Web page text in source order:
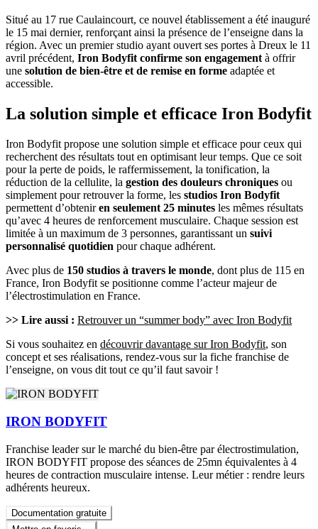
Situé au 17 rue Caulaincourt, ce nouvel établissement a été inauguré
le 15 mai dernier, renforçant ainsi la présence de l’enseigne dans la
région. Avec un premier studio ayant ouvert ses portes à Dreux le 11
avril précédent, Iron Bodyfit confirme son engagement à offrir
une solution de bien-être et de remise en forme adaptée et
accessible.
La solution simple et efficace Iron Bodyfit
Iron Bodyfit propose une solution simple et efficace pour ceux qui
recherchent des résultats tout en optimisant leur temps. Que ce soit
pour la perte de poids, le raffermissement, la tonification, la
réduction de la cellulite, la gestion des douleurs chroniques ou
simplement pour retrouver la forme, les studios Iron Bodyfit
permettent d’obteniren seulement 25 minutes les mêmes résultats
qu’avec 4 heures de renforcement musculaire. Chaque session est
limitée à un maximum de 3 personnes, garantissant un suivi
personnalisé quotidien pour chaque adhérent.
Avec plus de 150 studios à travers le monde, dont plus de 115 en
France, Iron Bodyfit se positionne comme l’acteur majeur de
l’électrostimulation en France.
>> Lire aussi : Retrouver un “summer body” avec Iron Bodyfit
Si vous souhaitez en découvrir davantage sur Iron Bodyfit, son
concept et ses réalisations, rendez-vous sur la fiche franchise de
l’enseigne, on vous dit tout ce qu’il faut savoir !
IRON BODYFIT
Franchise leader sur le marché du bien-être par électrostimulation,
IRON BODYFIT propose des séances de 25mn équivalentes à 4
heures de contraction musculaire intense. Leur métier : rendre leurs
adhérents heureux.
Documentation gratuite